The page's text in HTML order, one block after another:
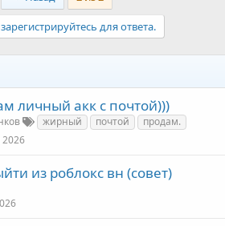
для ответа.
личный акк с почтой)))
жирный почтой
продам.
из роблокс вн (совет)